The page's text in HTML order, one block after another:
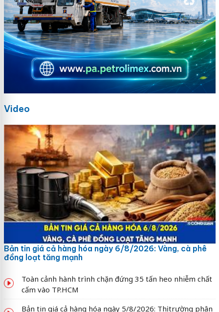
Video
Bản tin giá cả hàng hóa ngày 6/8/2026: Vàng, cà phê
đồng loạt tăng mạnh
Toàn cảnh hành trình chặn đứng 35 tấn heo nhiễm chất
cấm vào TP.HCM
Bản tin giá cả hàng hóa ngày 5/8/2026: Thị trường phân